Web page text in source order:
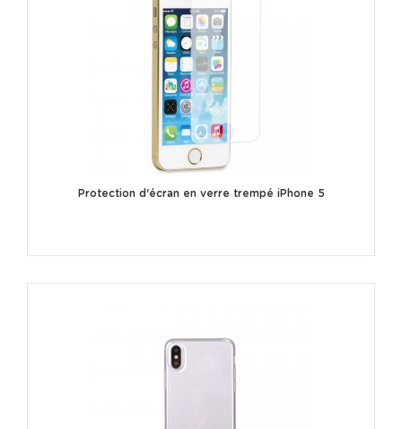
Protection d'écran en verre trempé iPhone 5